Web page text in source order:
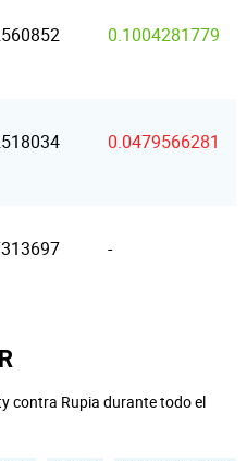
0.1004281779
0.0479566281
-
contra Rupia durante todo el